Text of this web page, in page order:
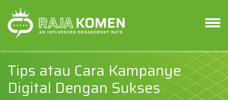
Tips atau Cara Kampanye
Digital Dengan Sukses